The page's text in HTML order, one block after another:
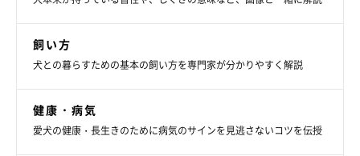
飼い方
犬との暮らすための基本の飼い方を専門家が分かりやすく解説
健康・病気
愛犬の健康・長生きのために病気のサインを見逃さないコツを伝授